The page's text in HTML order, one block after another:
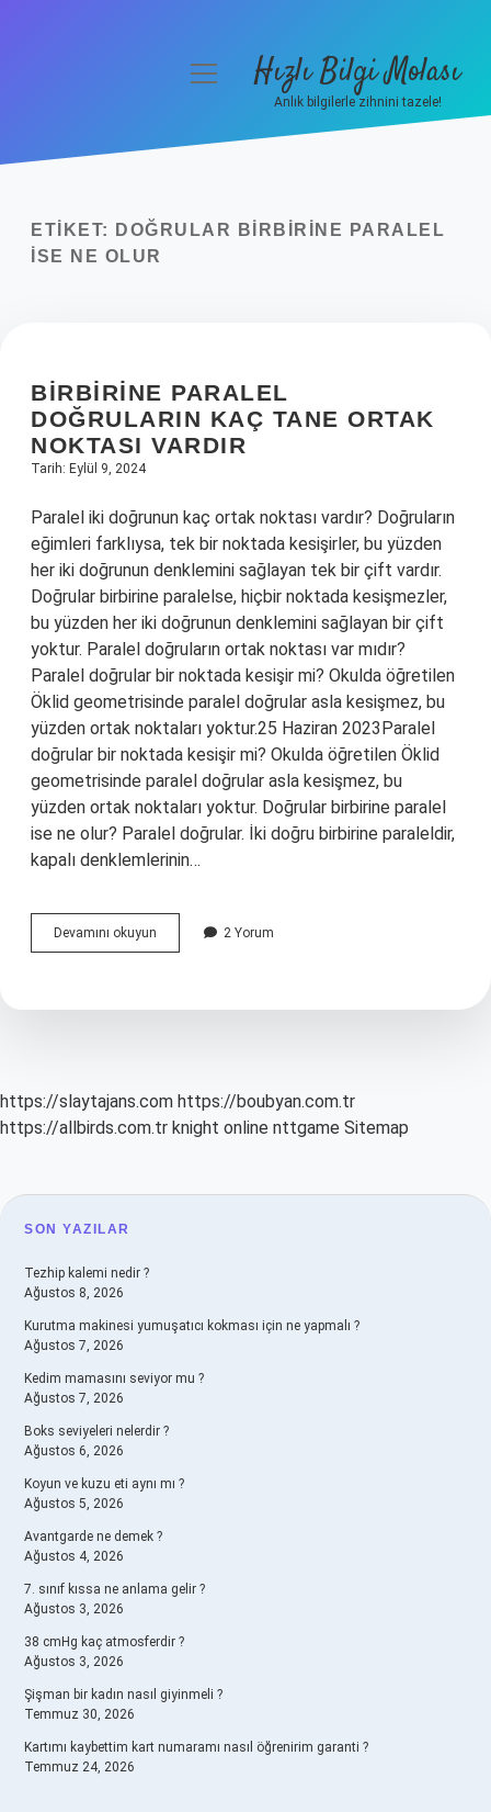
Yasal Uyarı
menüyüHızlı Bilgi Molası
Anlık bilgilerle zihnini tazele!
ETIKET:
DOĞRULAR BIRBIRINE PARALEL
ISE NE OLUR
BIRBIRINE PARALEL
DOĞRULARIN KAÇ TANE ORTAK
NOKTASI VARDIR
Tarih: Eylül 9, 2024
Paralel iki doğrunun kaç ortak noktası vardır? Doğruların
eğimleri farklıysa, tek bir noktada kesişirler, bu yüzden
her iki doğrunun denklemini sağlayan tek bir çift vardır.
Doğrular birbirine paralelse, hiçbir noktada kesişmezler,
bu yüzden her iki doğrunun denklemini sağlayan bir çift
yoktur. Paralel doğruların ortak noktası var mıdır?
Paralel doğrular bir noktada kesişir mi? Okulda öğretilen
Öklid geometrisinde paralel doğrular asla kesişmez, bu
yüzden ortak noktaları yoktur.25 Haziran 2023Paralel
doğrular bir noktada kesişir mi? Okulda öğretilen Öklid
geometrisinde paralel doğrular asla kesişmez, bu
yüzden ortak noktaları yoktur. Doğrular birbirine paralel
ise ne olur? Paralel doğrular. İki doğru birbirine paraleldir,
kapalı denklemlerinin…
Devamını okuyun
Paralel
Tane
2 Yorum
https://slaytajans.com https://boubyan.com.tr
https://allbirds.com.tr knight online nttgame Sitemap
SIDEBAR
SON YAZILAR
Tezhip kalemi nedir ?
Ağustos 8, 2026
Kurutma makinesi yumuşatıcı kokması için ne yapmalı ?
Ağustos 7, 2026
Kedim mamasını seviyor mu ?
Ağustos 7, 2026
Boks seviyeleri nelerdir ?
Ağustos 6, 2026
Koyun ve kuzu eti aynı mı ?
Ağustos 5, 2026
Avantgarde ne demek ?
Ağustos 4, 2026
7. sınıf kıssa ne anlama gelir ?
Ağustos 3, 2026
38 cmHg kaç atmosferdir ?
Ağustos 3, 2026
Şişman bir kadın nasıl giyinmeli ?
Temmuz 30, 2026
Kartımı kaybettim kart numaramı nasıl öğrenirim garanti ?
Temmuz 24, 2026